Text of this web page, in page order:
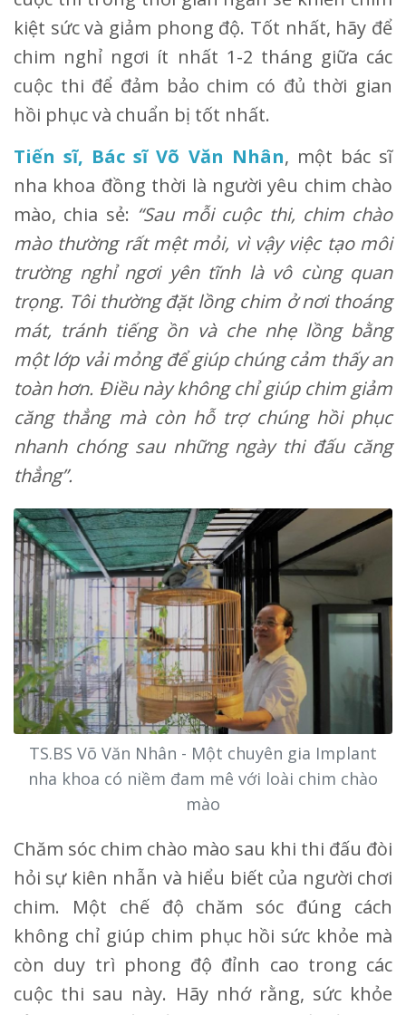
kiệt sức và giảm phong độ. Tốt nhất, hãy để
chim nghỉ ngơi ít nhất 1-2 tháng giữa các
cuộc thi để đảm bảo chim có đủ thời gian
hồi phục và chuẩn bị tốt nhất.
Tiến sĩ, Bác sĩ Võ Văn Nhân, một bác sĩ
nha khoa đồng thời là người yêu chim chào
mào, chia sẻ: “Sau mỗi cuộc thi, chim chào
mào thường rất mệt mỏi, vì vậy việc tạo môi
trường nghỉ ngơi yên tĩnh là vô cùng quan
trọng. Tôi thường đặt lồng chim ở nơi thoáng
mát, tránh tiếng ồn và che nhẹ lồng bằng
một lớp vải mỏng để giúp chúng cảm thấy an
toàn hơn. Điều này không chỉ giúp chim giảm
căng thẳng mà còn hỗ trợ chúng hồi phục
nhanh chóng sau những ngày thi đấu căng
thẳng”.
TS.BS Võ Văn Nhân - Một chuyên gia Implant
nha khoa có niềm đam mê với loài chim chào
mào
Chăm sóc chim chào mào sau khi thi đấu đòi
hỏi sự kiên nhẫn và hiểu biết của người chơi
chim. Một chế độ chăm sóc đúng cách
không chỉ giúp chim phục hồi sức khỏe mà
còn duy trì phong độ đỉnh cao trong các
cuộc thi sau này. Hãy nhớ rằng, sức khỏe